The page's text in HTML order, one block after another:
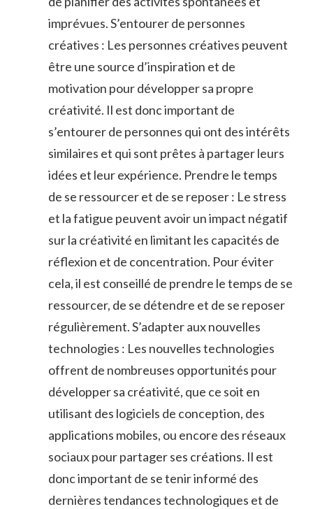
imprévues. S’entourer de personnes
créatives : Les personnes créatives peuvent
être une source d’inspiration et de
motivation pour développer sa propre
créativité. Il est donc important de
s’entourer de personnes qui ont des intérêts
similaires et qui sont prêtes à partager leurs
idées et leur expérience. Prendre le temps
de se ressourcer et de se reposer : Le stress
et la fatigue peuvent avoir un impact négatif
sur la créativité en limitant les capacités de
réflexion et de concentration. Pour éviter
cela, il est conseillé de prendre le temps de se
ressourcer, de se détendre et de se reposer
régulièrement. S’adapter aux nouvelles
technologies : Les nouvelles technologies
offrent de nombreuses opportunités pour
développer sa créativité, que ce soit en
utilisant des logiciels de conception, des
applications mobiles, ou encore des réseaux
sociaux pour partager ses créations. Il est
donc important de se tenir informé des
dernières tendances technologiques et de